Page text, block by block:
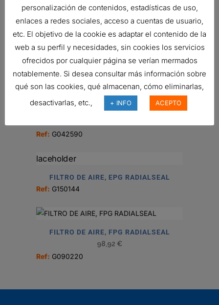
Related products
FILTRO DE AIRE, FRG RADIALSEAL
Ref:G100451
Ref: G042590
FILTRO DE AIRE, EPG RADIALSEAL
Ref: G150144
FILTRO DE AIRE, FPG RADIALSEAL
98,92 €
Ref: G090220
personalización de contenidos, estadísticas de uso,
enlaces a redes sociales, acceso a cuentas de usuario,
etc. El objetivo de la cookie es adaptar el contenido de la
web a su perfil y necesidades, sin cookies los servicios
ofrecidos por cualquier página se verían mermados
notablemente. Si desea consultar más información sobre
qué son las cookies, qué almacenan, cómo eliminarlas,
desactivarlas, etc.,
+ INFO ACEPTO